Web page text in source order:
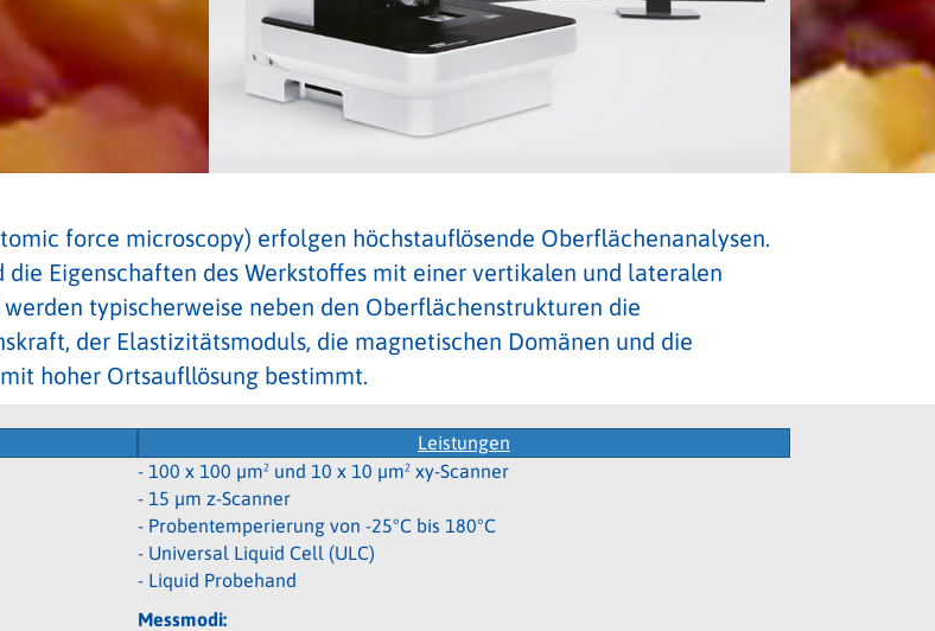
force microscopy) erfolgen höchstauflösende Oberflächenanalysen.
Eigenschaften des Werkstoffes mit einer vertikalen und lateralen
typischerweise neben den Oberflächenstrukturen die
der Elastizitätsmoduls, die magnetischen Domänen und die
hoher Ortsaufllösung bestimmt.
Leistungen
- 100 x 100 µm² und 10 x 10 µm² xy-Scanner
- 15 µm z-Scanner
- Probentemperierung von -25°C bis 180°C
- Universal Liquid Cell (ULC)
- Liquid Probehand
Messmodi: